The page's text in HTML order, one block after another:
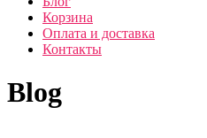
Корзина
Оплата и доставка
Контакты
Blog